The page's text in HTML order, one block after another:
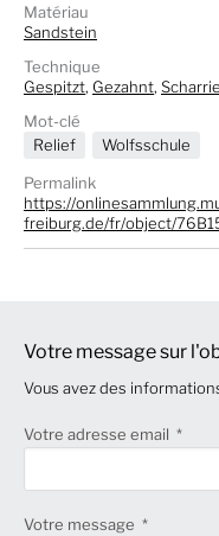
Matériau
Sandstein
Technique
Gespitzt, Gezahnt,
Mot-clé
Relief
Wolfsschule
Permalink
https://
freiburg.de/fr/object/
Votre message sur
Vous avez des
Votre adresse email
Votre message